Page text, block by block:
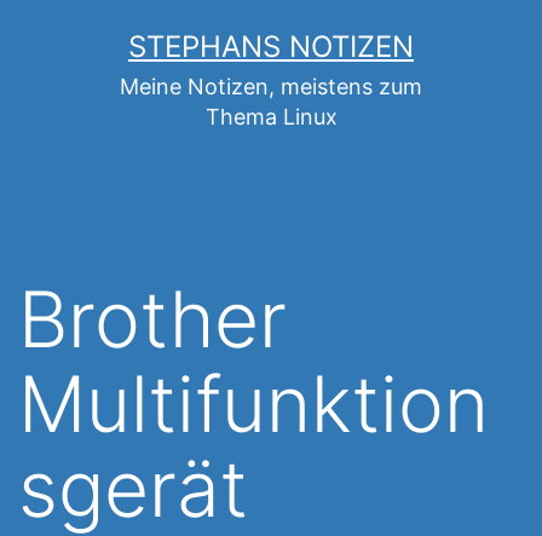
STEPHANS NOTIZEN
Meine Notizen, meistens zum
Thema Linux
Brother
Multifunktion
sgerät